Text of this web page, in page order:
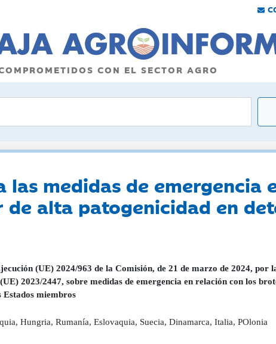
CON EL SECTOR AGRO
medidas de emergencia
alta patogenicidad en
(UE) 2024/963 de la Comisión, de 21 de marzo de 2024, por
2023/2447, sobre medidas de emergencia en relación con los
Estados miembros
Hungria, Rumanía, Eslovaquia, Suecia, Dinamarca, Italia, POlonia